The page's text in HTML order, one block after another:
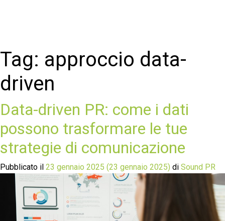
Tag: approccio data-
driven
Data-driven PR: come i dati
possono trasformare le tue
strategie di comunicazione
Pubblicato il 23 gennaio 2025 (23 gennaio 2025) di Sound PR